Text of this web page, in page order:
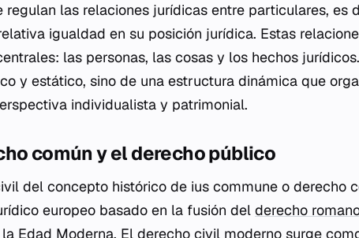
las relaciones jurídicas entre particulares, es
igualdad en su posición jurídica. Estas
las personas, las cosas y los hechos
y estático, sino de una estructura dinámica que
individualista y patrimonial.
común y el derecho público
del concepto histórico de ius commune o derecho
europeo basado en la fusión del derecho
Edad Moderna. El derecho civil moderno surge